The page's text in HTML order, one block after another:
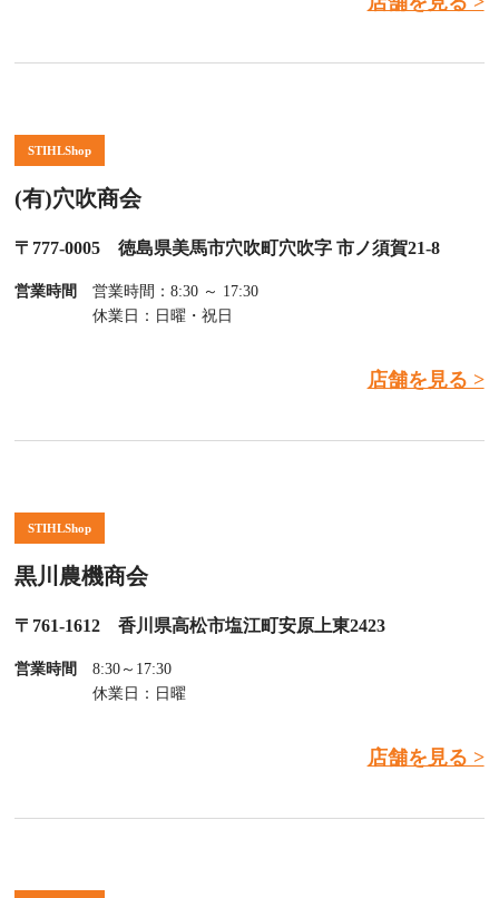
STIHLShop
(有)穴吹商会
〒777-0005 徳島県美馬市穴吹町穴吹字 市ノ須賀21-8
営業時間
営業時間：8:30 ～ 17:30
休業日：日曜・祝日
店舗を見る >
STIHLShop
黒川農機商会
〒761-1612 香川県高松市塩江町安原上東2423
営業時間
8:30～17:30
休業日：日曜
店舗を見る >